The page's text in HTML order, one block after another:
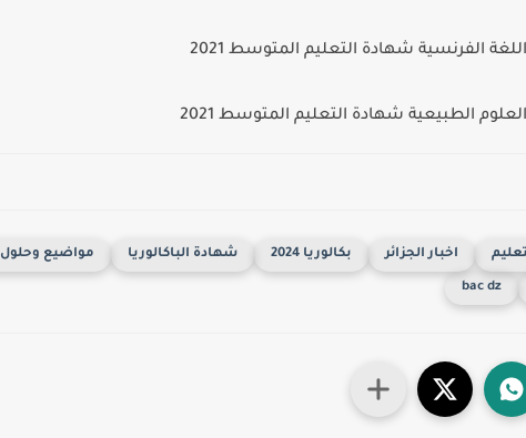
الفرنسية شهادة التعليم المتوسط 2021
الطبيعية شهادة التعليم المتوسط 2021
اخبار الجزائر بكالوريا 2024 شهادة الباكالوريا مواضيع وحلول 2024 bac
bac dz